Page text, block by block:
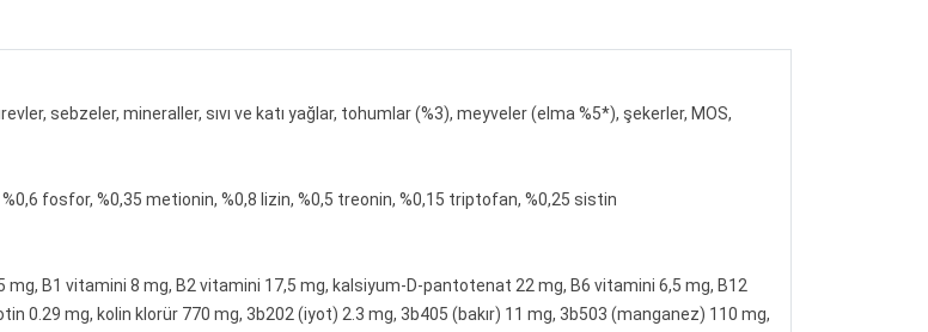
sebzeler, mineraller, sıvı ve katı yağlar, tohumlar (%3), meyveler (elma %5*), şekerler, MOS,
fosfor, %0,35 metionin, %0,8 lizin, %0,5 treonin, %0,15 triptofan, %0,25 sistin
mg, B1 vitamini 8 mg, B2 vitamini 17,5 mg, kalsiyum-D-pantotenat 22 mg, B6 vitamini 6,5 mg, B12
0.29 mg, kolin klorür 770 mg, 3b202 (iyot) 2.3 mg, 3b405 (bakır) 11 mg, 3b503 (manganez) 110 mg,